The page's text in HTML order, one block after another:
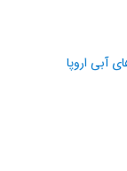
آبی اروپا